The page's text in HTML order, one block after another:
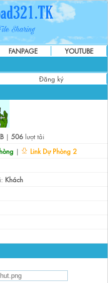
FANPAGE
YOUTUBE
Đăng ký
| 506 lượt tải
|
Link Dự Phòng 2
Khách